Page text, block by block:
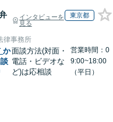
インタビューを
見る
東京都
律事務所
か面談方法(対面・
電話・ビデオな
ど)は応相談
営業時間：0
9:00~18:00
（平日）